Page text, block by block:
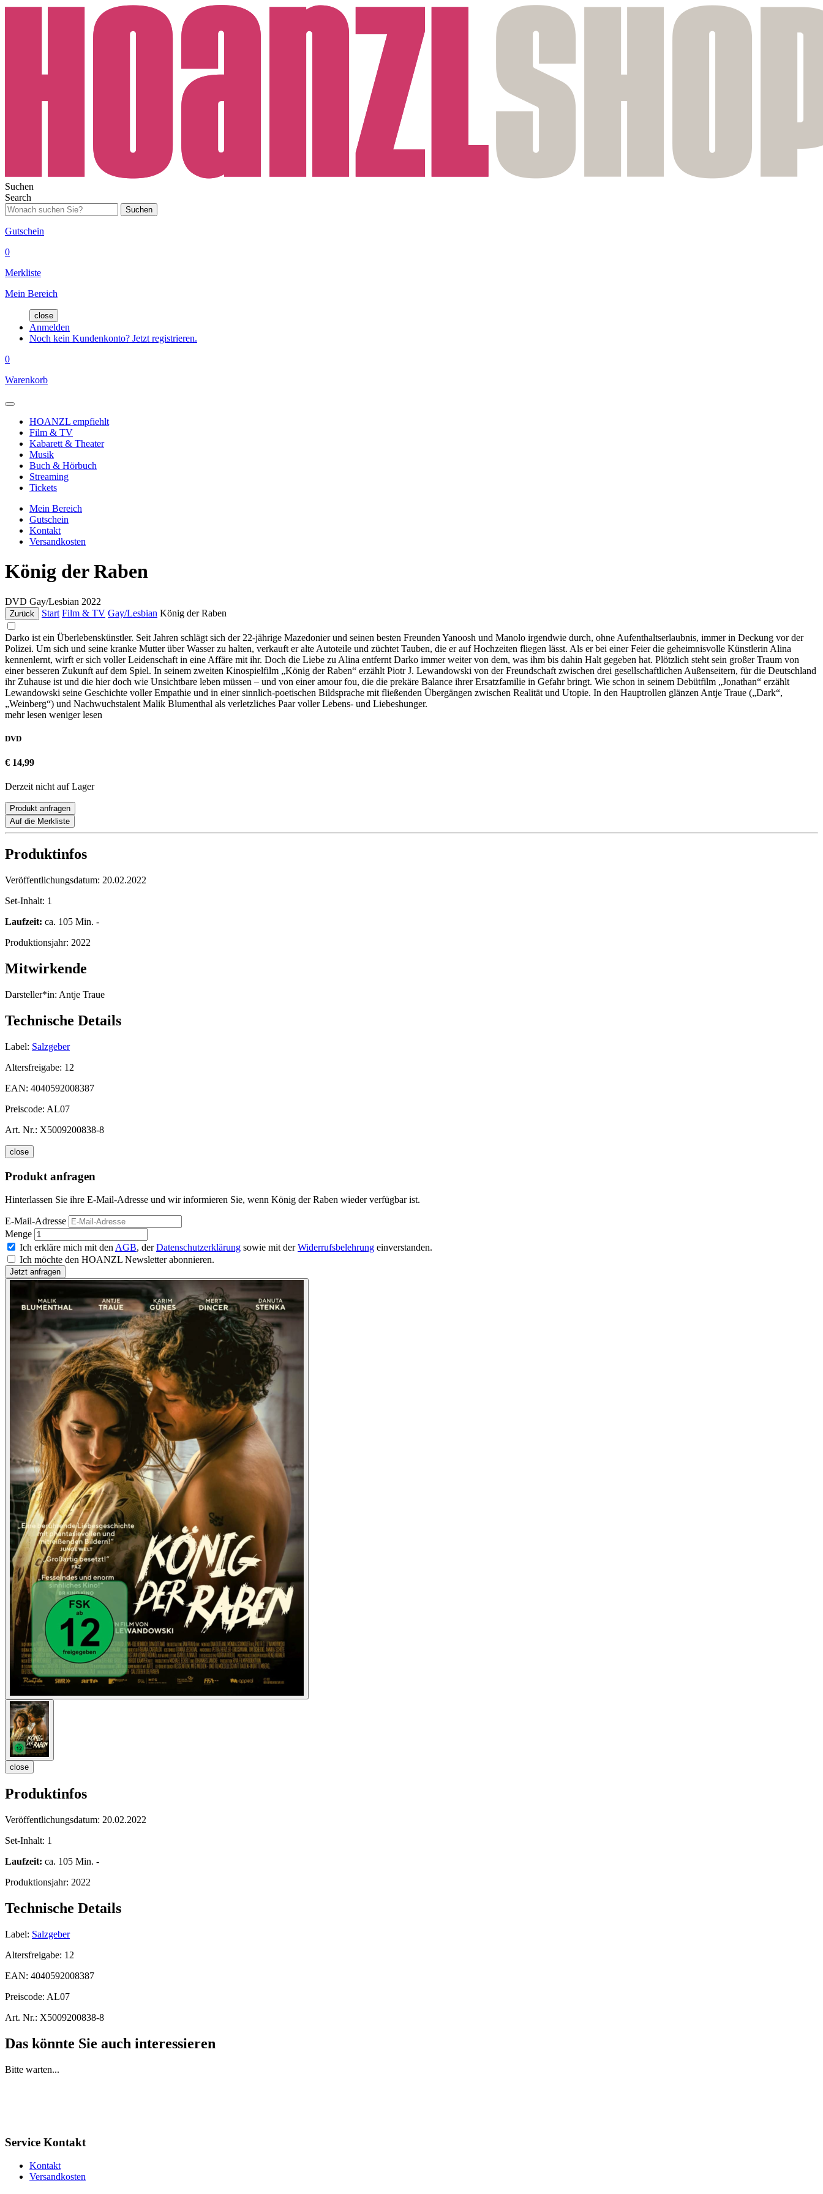
Suchen
Search
Suchen
Gutschein
0
Merkliste
Mein Bereich
close
Anmelden
Noch kein Kundenkonto? Jetzt registrieren.
0
Warenkorb
HOANZL empfiehlt
Film & TV
Kabarett & Theater
Musik
Buch & Hörbuch
Streaming
Tickets
Mein Bereich
Gutschein
Kontakt
Versandkosten
König der Raben
DVD Gay/Lesbian 2022
Zurück Start Film & TV Gay/Lesbian König der Raben
Darko ist ein Überlebenskünstler. Seit Jahren schlägt sich der 22-jährige Mazedonier und seinen besten Freunden Yanoosh und Manolo irgendwie durch, ohne Aufenthaltserlaubnis, immer in Deckung vor der
Polizei. Um sich und seine kranke Mutter über Wasser zu halten, verkauft er alte Autoteile und züchtet Tauben, die er auf Hochzeiten fliegen lässt. Als er bei einer Feier die geheimnisvolle Künstlerin Alina
kennenlernt, wirft er sich voller Leidenschaft in eine Affäre mit ihr. Doch die Liebe zu Alina entfernt Darko immer weiter von dem, was ihm bis dahin Halt gegeben hat. Plötzlich steht sein großer Traum von
einer besseren Zukunft auf dem Spiel. In seinem zweiten Kinospielfilm „König der Raben“ erzählt Piotr J. Lewandowski von der Freundschaft zwischen drei gesellschaftlichen Außenseitern, für die Deutschland
ihr Zuhause ist und die hier doch wie Unsichtbare leben müssen – und von einer amour fou, die die prekäre Balance ihrer Ersatzfamilie in Gefahr bringt. Wie schon in seinem Debütfilm „Jonathan“ erzählt
Lewandowski seine Geschichte voller Empathie und in einer sinnlich-poetischen Bildsprache mit fließenden Übergängen zwischen Realität und Utopie. In den Hauptrollen glänzen Antje Traue („Dark“,
„Weinberg“) und Nachwuchstalent Malik Blumenthal als verletzliches Paar voller Lebens- und Liebeshunger.
mehr lesen weniger lesen
DVD
€ 14,99
Derzeit nicht auf Lager
Produkt anfragen
Auf die Merkliste
Produktinfos
Veröffentlichungsdatum: 20.02.2022
Set-Inhalt: 1
Laufzeit: ca. 105 Min. -
Produktionsjahr: 2022
Mitwirkende
Darsteller*in: Antje Traue
Technische Details
Label: Salzgeber
Altersfreigabe: 12
EAN: 4040592008387
Preiscode: AL07
Art. Nr.: X5009200838-8
close
Produkt anfragen
Hinterlassen Sie ihre E-Mail-Adresse und wir informieren Sie, wenn König der Raben wieder verfügbar ist.
E-Mail-Adresse
Menge
Ich erkläre mich mit den AGB, derDatenschutzerklärung sowie mit derWiderrufsbelehrung einverstanden.
Ich möchte den HOANZL Newsletter abonnieren.
close
Produktinfos
Veröffentlichungsdatum: 20.02.2022
Set-Inhalt: 1
Laufzeit: ca. 105 Min. -
Produktionsjahr: 2022
Technische Details
Label: Salzgeber
Altersfreigabe: 12
EAN: 4040592008387
Preiscode: AL07
Art. Nr.: X5009200838-8
Das könnte Sie auch interessieren
Bitte warten...
Service Kontakt
Kontakt
Versandkosten